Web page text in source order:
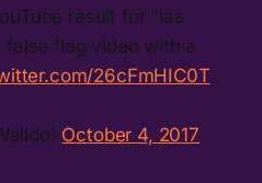
result for "las
flag video with a
26cFmHIC0T
October 4, 2017